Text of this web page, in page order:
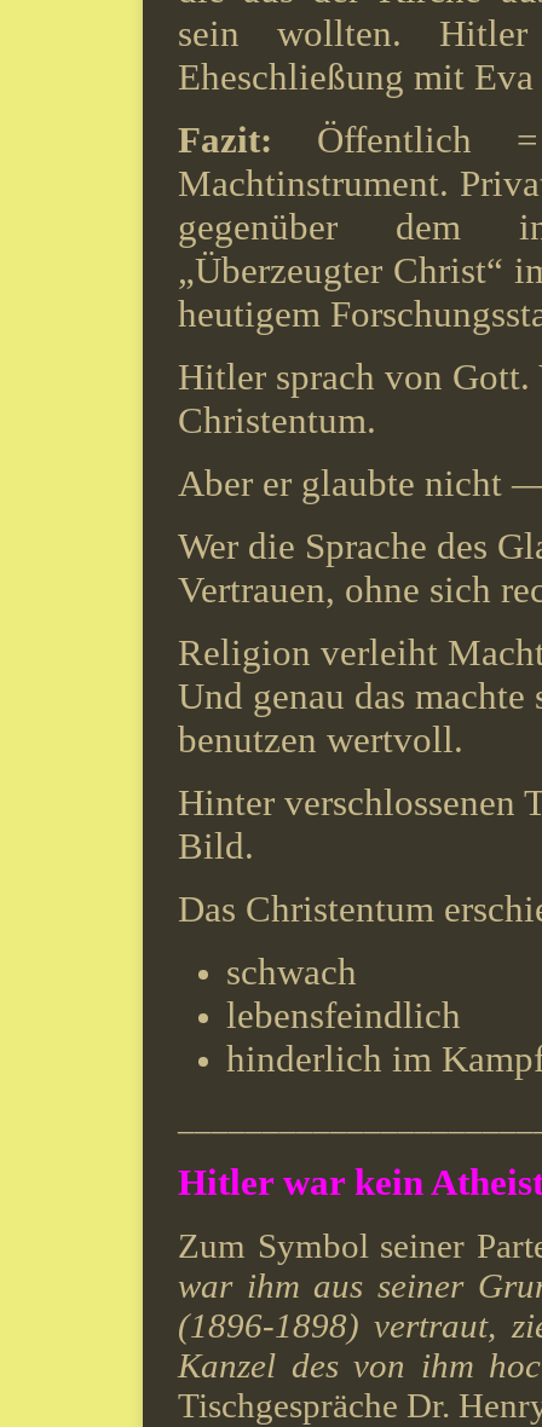
sein wollten.
Eheschließung mit
Fazit: Öffentlich
Machtinstrument.
gegenüber dem
„Überzeugter Christ“
heutigem
Hitler sprach von Gott.
Christentum.
Aber er glaubte nicht
Wer die Sprache des
Vertrauen, ohne sich
Religion verleiht
Und genau das
benutzen wertvoll.
Hinter verschlossenen
Bild.
Das Christentum
schwach
lebensfeindlich
hinderlich im
Hitler war kein
Zum Symbol seiner
war ihm aus seiner
(1896-1898) vertraut,
Kanzel des von ihm
Tischgespräche Dr.